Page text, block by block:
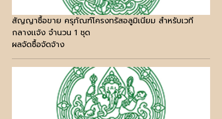
สัญญาซื้อขาย ครุภัณฑ์โครงทรัสอลูมิเนียม สำหรับเวที
กลางเเจ้ง จำนวน 1 ชุด
ผลจัดซื้อจัดจ้าง